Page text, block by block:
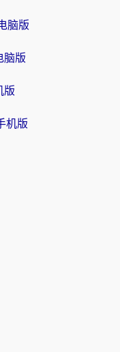
脑版
脑版
版
机版